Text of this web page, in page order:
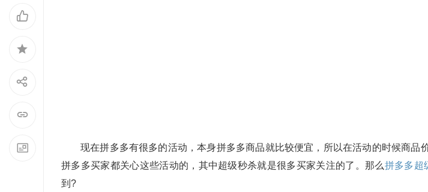
现在拼多多有很多的活动，本身拼多多商品就比较便宜，所以在活动的时候商品
拼多多买家都关心这些活动的，其中超级秒杀就是很多买家关注的了。那么拼多多超
到?